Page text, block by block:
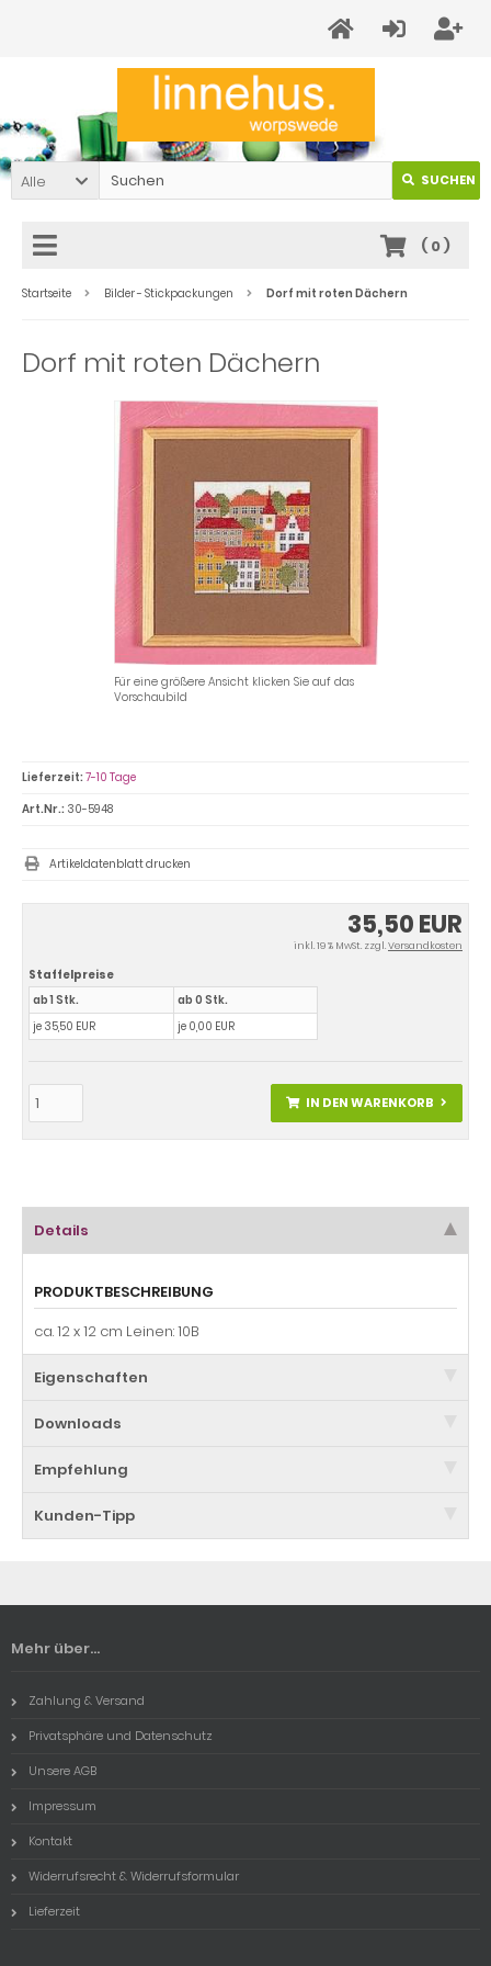
Alle SUCHEN
( 0)
Startseite Bilder - Stickpackungen Dorf mit roten Dächern
Dorf mit roten Dächern
Für eine größere Ansicht klicken Sie auf das
Vorschaubild
35,50 EUR
inkl. 19 % MwSt. zzgl.Versandkosten
Staffelpreise
ab 1 Stk.
je 35,50 EUR
ab 0 Stk.
je 0,00 EUR
IN DEN WARENKORB
Lieferzeit: 7-10 Tage
Art.Nr.: 30-5948
Artikeldatenblatt drucken
Details
PRODUKTBESCHREIBUNG
ca. 12 x 12 cm Leinen: 10B
Eigenschaften
Downloads
Empfehlung
Kunden-Tipp
Mehr über...
Zahlung & Versand
Privatsphäre und Datenschutz
Unsere AGB
Impressum
Kontakt
Widerrufsrecht & Widerrufsformular
Lieferzeit